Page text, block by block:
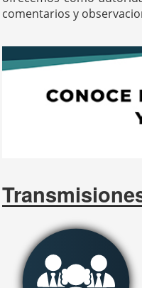
comentarios y